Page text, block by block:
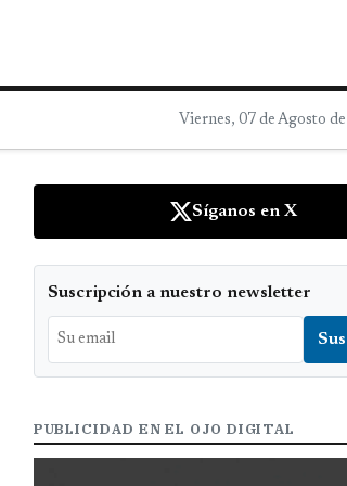
Viernes, 07 de Agosto
Síganos en X
Suscripción a nuestro newsletter
PUBLICIDAD EN EL OJO DIGITAL